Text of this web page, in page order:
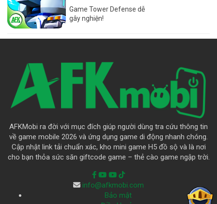
Game Tower Defense dễ
gây nghiện!
AFKMobi ra đời với mục đích giúp người dùng tra cứu thông tin
về game mobile 2026 và ứng dụng game di động nhanh chóng.
Cập nhật link tải chuẩn xác, kho mini game H5 đồ sộ và là nơi
cho bạn thỏa sức săn giftcode game – thẻ cào game ngập trời.
info@afkmobi.com
Bảo mật